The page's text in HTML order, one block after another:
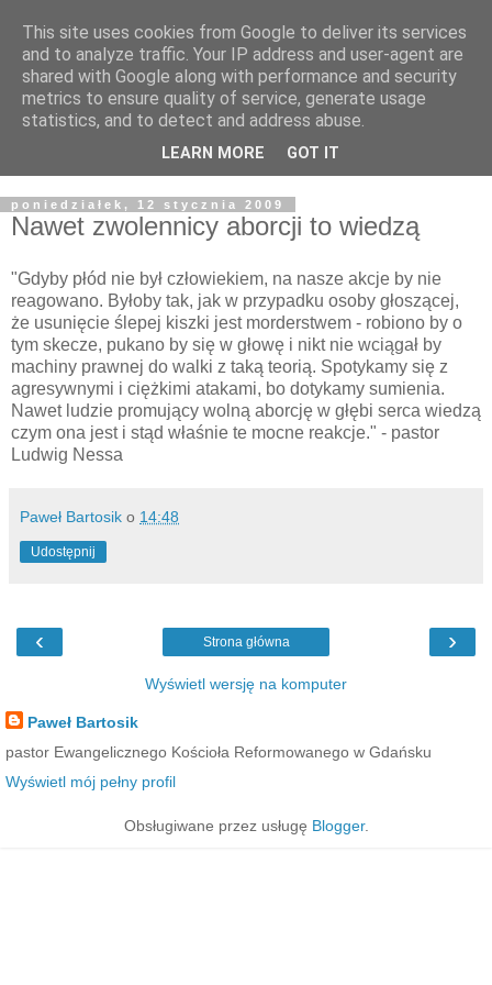
Żyjąc wiarą w REALNYM
świecie
Blog pastora Pawła Bartosika
poniedziałek, 12 stycznia 2009
Nawet zwolennicy aborcji to wiedzą
"Gdyby płód nie był człowiekiem, na nasze akcje by nie
reagowano. Byłoby tak, jak w przypadku osoby głoszącej,
że usunięcie ślepej kiszki jest morderstwem - robiono by o
tym skecze, pukano by się w głowę i nikt nie wciągał by
machiny prawnej do walki z taką teorią. Spotykamy się z
agresywnymi i ciężkimi atakami, bo dotykamy sumienia.
Nawet ludzie promujący wolną aborcję w głębi serca wiedzą
czym ona jest i stąd właśnie te mocne reakcje." - pastor
Ludwig Nessa
Paweł Bartosik o 14:48
Udostępnij
‹ ›
Strona główna
Wyświetl wersję na komputer
Paweł Bartosik
pastor Ewangelicznego Kościoła Reformowanego w Gdańsku
Wyświetl mój pełny profil
Obsługiwane przez usługę Blogger.
This site uses cookies from Google to deliver its services
and to analyze traffic. Your IP address and user-agent are
shared with Google along with performance and security
metrics to ensure quality of service, generate usage
statistics, and to detect and address abuse.
LEARN MORE GOT IT